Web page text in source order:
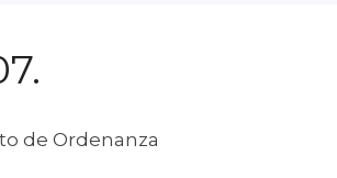
de Ordenanza